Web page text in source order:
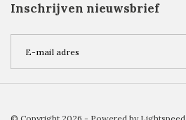
Inschrijven nieuwsbrief